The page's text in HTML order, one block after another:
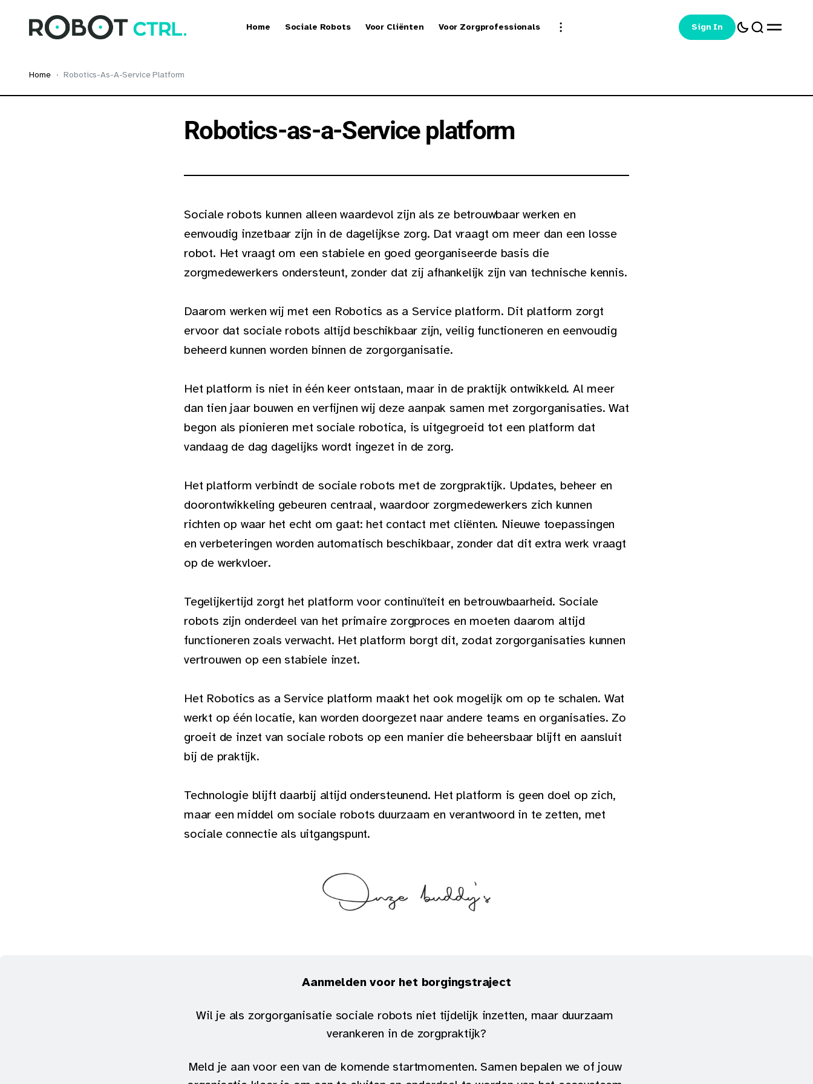
Home Sociale Robots Voor Cliënten Voor Zorgprofessionals Sign In
Home Robotics-As-A-Service Platform
Robotics-as-a-Service platform
Sociale robots kunnen alleen waardevol zijn als ze betrouwbaar werken en
eenvoudig inzetbaar zijn in de dagelijkse zorg. Dat vraagt om meer dan een losse
robot. Het vraagt om een stabiele en goed georganiseerde basis die
zorgmedewerkers ondersteunt, zonder dat zij afhankelijk zijn van technische kennis.
Daarom werken wij met een Robotics as a Service platform. Dit platform zorgt
ervoor dat sociale robots altijd beschikbaar zijn, veilig functioneren en eenvoudig
beheerd kunnen worden binnen de zorgorganisatie.
Het platform is niet in één keer ontstaan, maar in de praktijk ontwikkeld. Al meer
dan tien jaar bouwen en verfijnen wij deze aanpak samen met zorgorganisaties. Wat
begon als pionieren met sociale robotica, is uitgegroeid tot een platform dat
vandaag de dag dagelijks wordt ingezet in de zorg.
Het platform verbindt de sociale robots met de zorgpraktijk. Updates, beheer en
doorontwikkeling gebeuren centraal, waardoor zorgmedewerkers zich kunnen
richten op waar het echt om gaat: het contact met cliënten. Nieuwe toepassingen
en verbeteringen worden automatisch beschikbaar, zonder dat dit extra werk vraagt
op de werkvloer.
Tegelijkertijd zorgt het platform voor continuïteit en betrouwbaarheid. Sociale
robots zijn onderdeel van het primaire zorgproces en moeten daarom altijd
functioneren zoals verwacht. Het platform borgt dit, zodat zorgorganisaties kunnen
vertrouwen op een stabiele inzet.
Het Robotics as a Service platform maakt het ook mogelijk om op te schalen. Wat
werkt op één locatie, kan worden doorgezet naar andere teams en organisaties. Zo
groeit de inzet van sociale robots op een manier die beheersbaar blijft en aansluit
bij de praktijk.
Technologie blijft daarbij altijd ondersteunend. Het platform is geen doel op zich,
maar een middel om sociale robots duurzaam en verantwoord in te zetten, met
sociale connectie als uitgangspunt.
Aanmelden voor het borgingstraject
Wil je als zorgorganisatie sociale robots niet tijdelijk inzetten, maar duurzaam
verankeren in de zorgpraktijk?
Meld je aan voor een van de komende startmomenten. Samen bepalen we of jouw